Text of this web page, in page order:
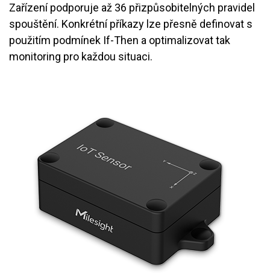
Zařízení podporuje až 36 přizpůsobitelných pravidel
spouštění. Konkrétní příkazy lze přesně definovat s
použitím podmínek If-Then a optimalizovat tak
monitoring pro každou situaci.